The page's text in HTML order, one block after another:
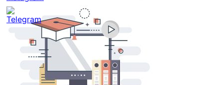
Set
Youtube
Channel